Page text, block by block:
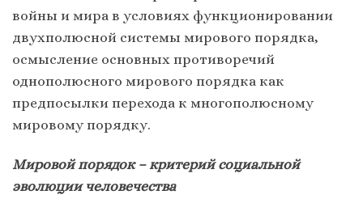
войны и мира в условиях функционировании
двухполюсной системы мирового порядка,
осмысление основных противоречий
однополюсного мирового порядка как
предпосылки перехода к многополюсному
мировому порядку.
Мировой порядок – критерий социальной
эволюции человечества